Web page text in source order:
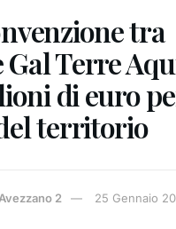
tra
Gal Terre
di euro
territorio
2 25 Gennaio